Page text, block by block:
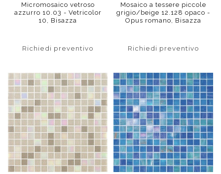
Micromosaico vetroso
azzurro 10.03 - Vetricolor
10, Bisazza
Richiedi preventivo
Mosaico a tessere piccole
grigio/beige 12.128 opaco -
Opus romano, Bisazza
Richiedi preventivo